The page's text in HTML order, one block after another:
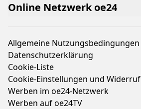
Online Netzwerk oe24
Allgemeine Nutzungsbedingungen
Datenschutzerklärung
Cookie-Liste
Cookie-Einstellungen und Widerruf
Werben im oe24-Netzwerk
Werben auf oe24TV